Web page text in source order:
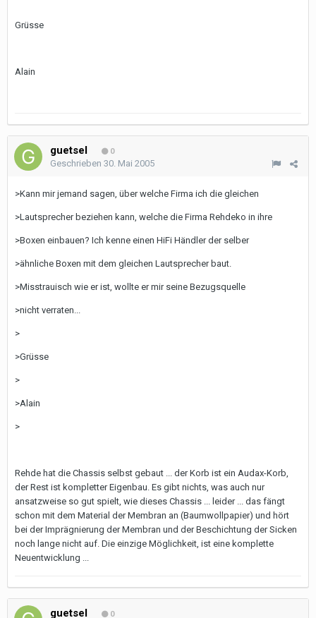
Grüsse
Alain
guetsel 0
Geschrieben 30. Mai 2005
>Kann mir jemand sagen, über welche Firma ich die gleichen
>Lautsprecher beziehen kann, welche die Firma Rehdeko in ihre
>Boxen einbauen? Ich kenne einen HiFi Händler der selber
>ähnliche Boxen mit dem gleichen Lautsprecher baut.
>Misstrauisch wie er ist, wollte er mir seine Bezugsquelle
>nicht verraten...
>
>Grüsse
>
>Alain
>
Rehde hat die Chassis selbst gebaut ... der Korb ist ein Audax-Korb,
der Rest ist kompletter Eigenbau. Es gibt nichts, was auch nur
ansatzweise so gut spielt, wie dieses Chassis ... leider ... das fängt
schon mit dem Material der Membran an (Baumwollpapier) und hört
bei der Imprägnierung der Membran und der Beschichtung der Sicken
noch lange nicht auf. Die einzige Möglichkeit, ist eine komplette
Neuentwicklung ...
guetsel 0